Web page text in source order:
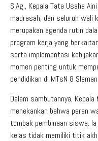
S.Ag., Kepala Tata Usaha
madrasah, dan seluruh wali
merupakan agenda rutin
program kerja yang
serta implementasi
momen penting untuk
pendidikan di MTsN 8 Sleman.
Dalam sambutannya, Kepala
menekankan bahwa peran
tombak pembinaan siswa.
kelas tidak memiliki titik